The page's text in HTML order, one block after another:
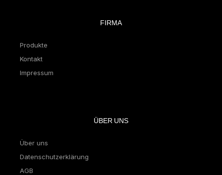
FIRMA
Produkte
Kontakt
Impressum
ÜBER UNS
Über uns
Datenschutzerklärung
AGB